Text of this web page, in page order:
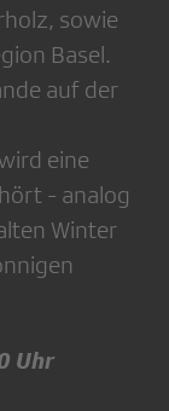
sowie
Basel.
auf der
eine
- analog
Winter
Uhr